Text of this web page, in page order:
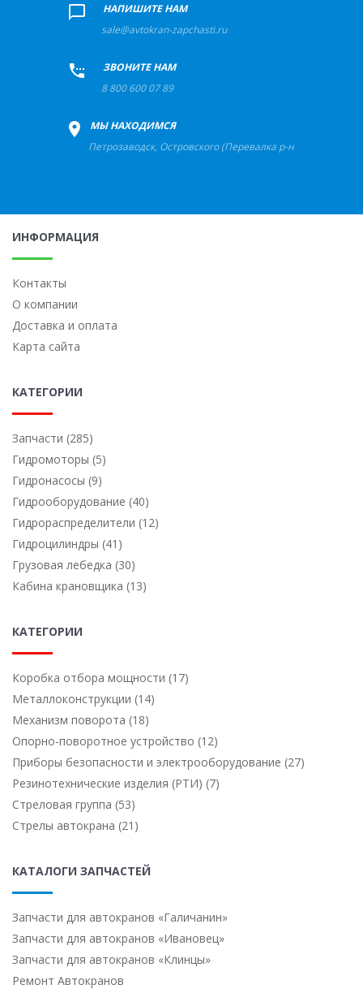
НАПИШИТЕ НАМ
sale@avtokran-zapchasti.ru
ЗВОНИТЕ НАМ
8 800 600 07 89
МЫ НАХОДИМСЯ
Петрозаводск, Островского (Перевалка р-н) ул, д.56
ИНФОРМАЦИЯ
Контакты
О компании
Доставка и оплата
Карта сайта
КАТЕГОРИИ
Запчасти (285)
Гидромоторы (5)
Гидронасосы (9)
Гидрооборудование (40)
Гидрораспределители (12)
Гидроцилиндры (41)
Грузовая лебедка (30)
Кабина крановщика (13)
КАТЕГОРИИ
Коробка отбора мощности (17)
Металлоконструкции (14)
Механизм поворота (18)
Опорно-поворотное устройство (12)
Приборы безопасности и электрооборудование (27)
Резинотехнические изделия (РТИ) (7)
Стреловая группа (53)
Стрелы автокрана (21)
КАТАЛОГИ ЗАПЧАСТЕЙ
Запчасти для автокранов «Галичанин»
Запчасти для автокранов «Ивановец»
Запчасти для автокранов «Клинцы»
Ремонт Автокранов